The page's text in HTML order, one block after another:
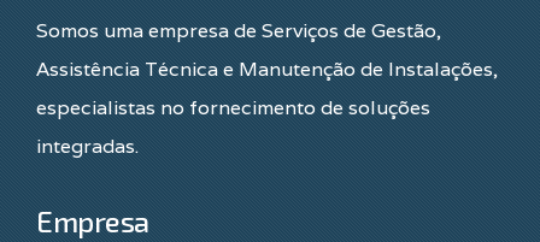
Somos uma empresa de Serviços de Gestão,
Assistência Técnica e Manutenção de Instalações,
especialistas no fornecimento de soluções
integradas.
Empresa